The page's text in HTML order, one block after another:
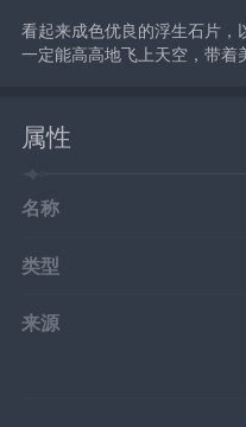
看起来成色优良的浮生石片，
一定能高高地飞上天空，带着
属性
名称
类型
来源